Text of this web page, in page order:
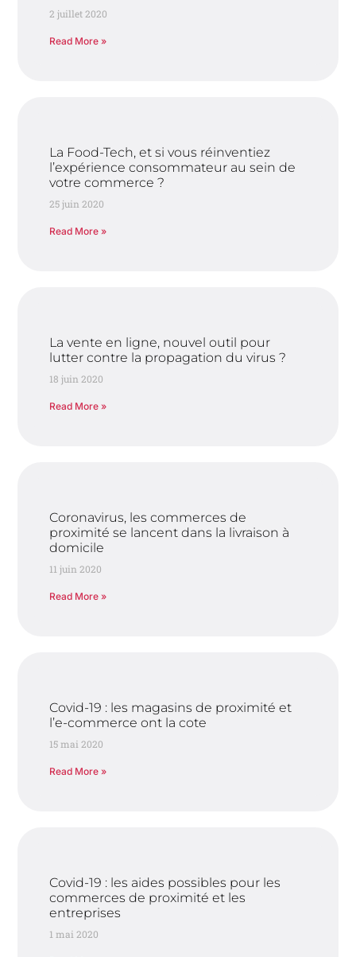
2 juillet 2020
Read More »
La Food-Tech, et si vous réinventiez
l’expérience consommateur au sein de
votre commerce ?
25 juin 2020
Read More »
La vente en ligne, nouvel outil pour
lutter contre la propagation du virus ?
18 juin 2020
Read More »
Coronavirus, les commerces de
proximité se lancent dans la livraison à
domicile
11 juin 2020
Read More »
Covid-19 : les magasins de proximité et
l’e-commerce ont la cote
15 mai 2020
Read More »
Covid-19 : les aides possibles pour les
commerces de proximité et les
entreprises
1 mai 2020